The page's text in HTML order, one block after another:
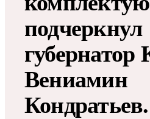
подчеркнул
губернатор
Вениамин
Кондратьев.